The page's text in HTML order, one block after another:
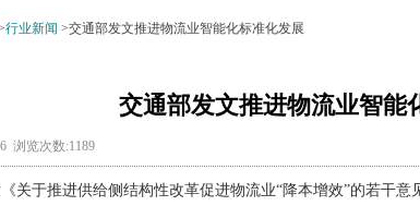
行业新闻 >交通部发文推进物流业智能化标准化发展
交通部发文推进物流业智能
浏览次数:1189
关于推进供给侧结构性改革促进物流业“降本增效”的若干